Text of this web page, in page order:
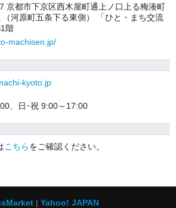
京都市下京区西木屋町通上ノ口上る梅湊町
河原町五条下る東側） 「ひと・まち交流
階
machisen.jp/
kyoto.jp
、日･祝 9:00～17:00
こちらをご確認ください。
Yahoo! JAPAN